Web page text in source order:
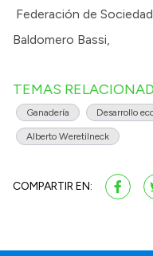
Federación de
Baldomero Bassi,
TEMAS
Ganadería Desarrollo
Alberto Weretilneck
COMPARTIR EN: